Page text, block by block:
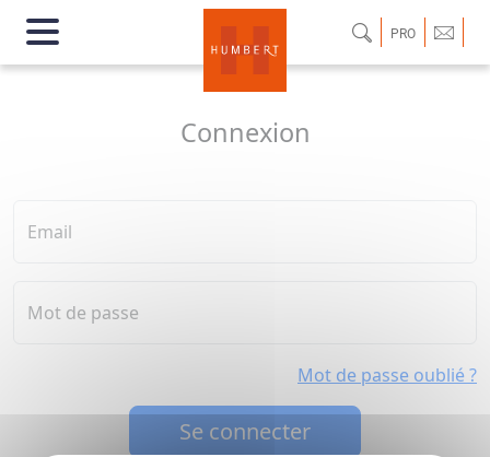
PRO
Connexion
Email
Mot de passe
Mot de passe oublié ?
Se connecter